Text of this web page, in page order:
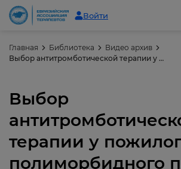
Войти
Главная Библиотека
Видео архив
Выбор антитромботической терапии у пожилого полиморбидного пациента с фибрилляцией предсердий
Выбор
терапии у
полиморбидного